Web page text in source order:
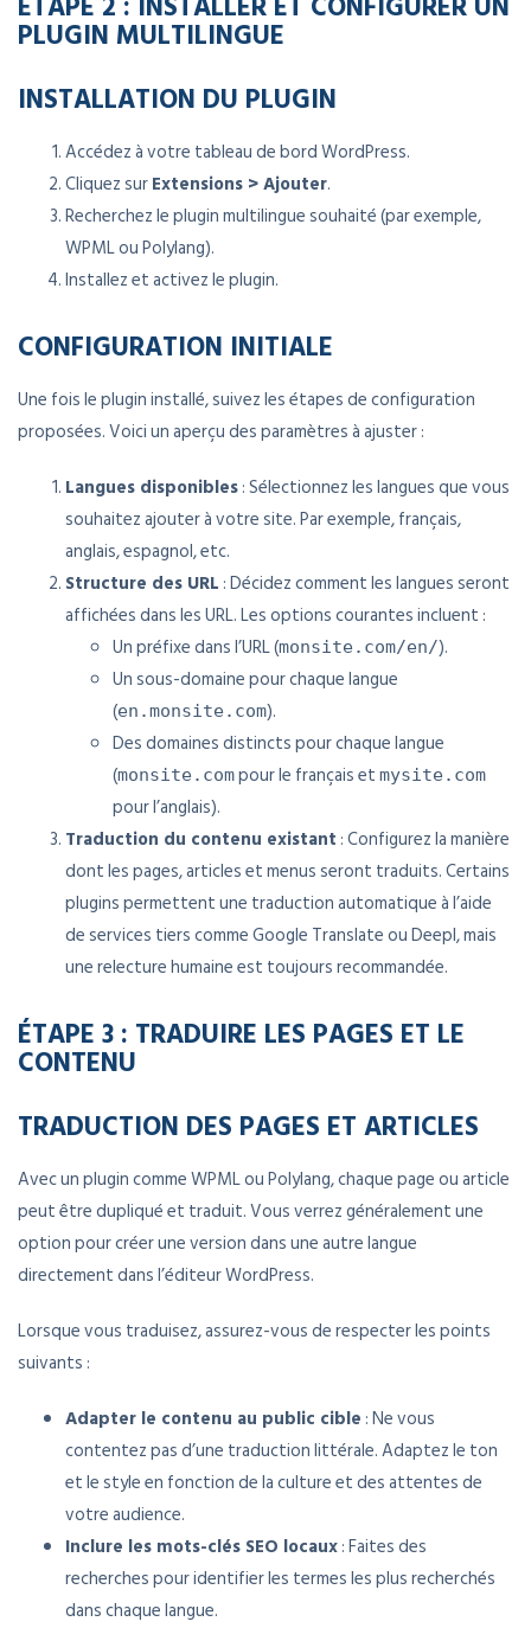
PLUGIN MULTILINGUE
INSTALLATION DU PLUGIN
Accédez à votre tableau de bord WordPress.
Cliquez surExtensions > Ajouter.
Recherchez le plugin multilingue souhaité (par exemple,
WPML ou Polylang).
Installez et activez le plugin.
CONFIGURATION INITIALE
Une fois le plugin installé, suivez les étapes de configuration
proposées. Voici un aperçu des paramètres à ajuster :
Langues disponibles: Sélectionnez les langues que vous
souhaitez ajouter à votre site. Par exemple, français,
anglais, espagnol, etc.
Structure des URL : Décidez comment les langues seront
affichées dans les URL. Les options courantes incluent :
Un préfixe dans l’URL (monsite.com/en/).
Un sous-domaine pour chaque langue
(en.monsite.com).
Des domaines distincts pour chaque langue
(monsite.compour le français et mysite.com
pour l’anglais).
Traduction du contenu existant : Configurez la manière
dont les pages, articles et menus seront traduits. Certains
plugins permettent une traduction automatique à l’aide
de services tiers comme Google Translate ou Deepl, mais
une relecture humaine est toujours recommandée.
ÉTAPE 3 : TRADUIRE LES PAGES ET LE
CONTENU
TRADUCTION DES PAGES ET ARTICLES
Avec un plugin comme WPML ou Polylang, chaque page ou article
peut être dupliqué et traduit. Vous verrez généralement une
option pour créer une version dans une autre langue
directement dans l’éditeur WordPress.
Lorsque vous traduisez, assurez-vous de respecter les points
suivants :
Adapter le contenu au public cible : Ne vous
contentez pas d’une traduction littérale. Adaptez le ton
et le style en fonction de la culture et des attentes de
votre audience.
Inclure les mots-clés SEO locaux: Faites des
recherches pour identifier les termes les plus recherchés
dans chaque langue.